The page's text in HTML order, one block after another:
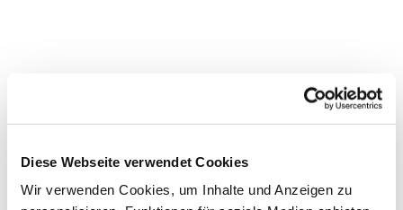
Diese Webseite verwendet Cookies
Wir verwenden Cookies, um Inhalte und Anzeigen zu